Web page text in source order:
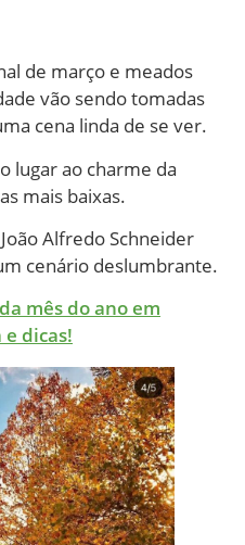
de março e meados
vão sendo tomadas
cena linda de se ver.
lugar ao charme da
mais baixas.
Alfredo Schneider
cenário deslumbrante.
mês do ano em
dicas!